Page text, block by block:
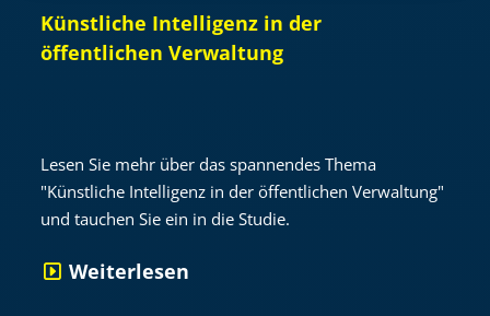
Künstliche Intelligenz in der
öffentlichen Verwaltung
Lesen Sie mehr über das spannendes Thema
"Künstliche Intelligenz in der öffentlichen Verwaltung"
und tauchen Sie ein in die Studie.
Weiterlesen